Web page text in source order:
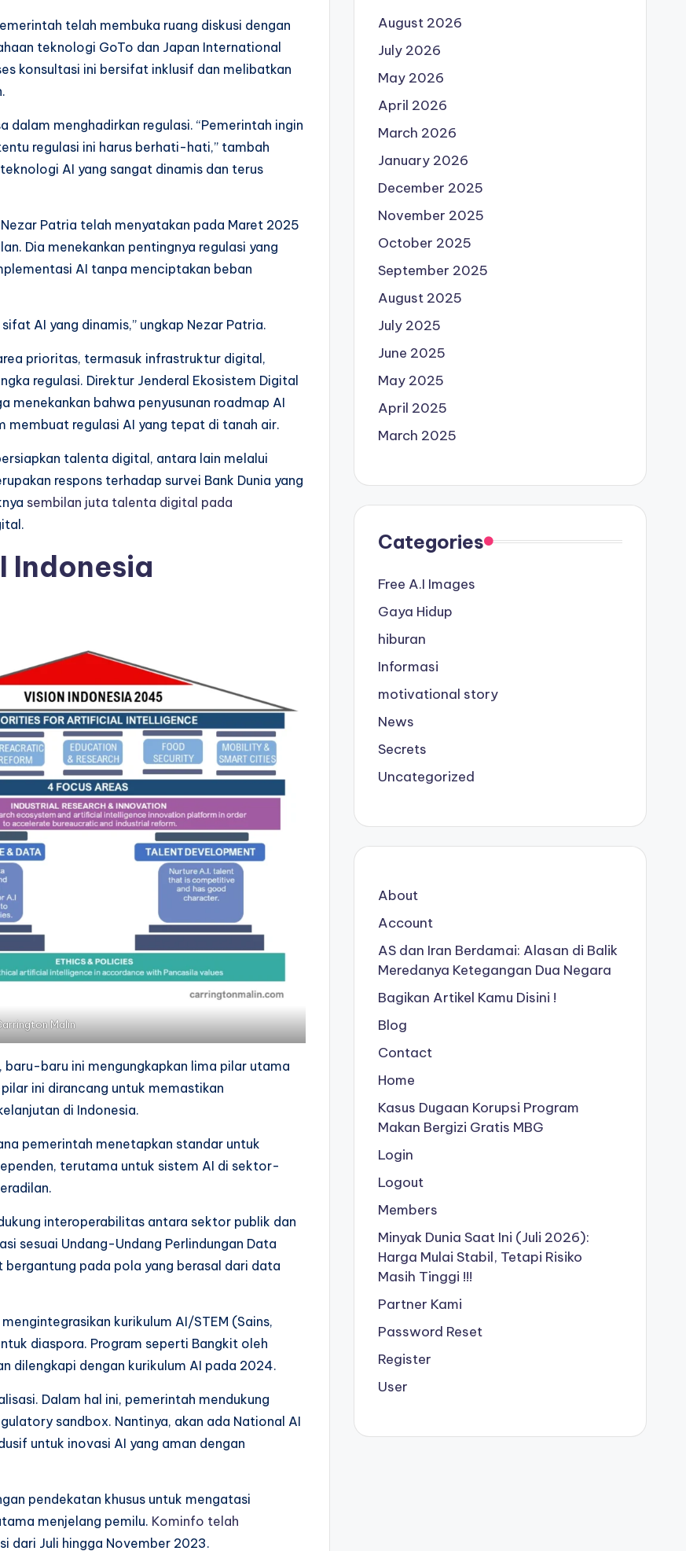
telah membuka ruang diskusi dengan
teknologi GoTo dan Japan International
konsultasi ini bersifat inklusif dan melibatkan
menghadirkan regulasi. “Pemerintah ingin
regulasi ini harus berhati-hati,” tambah
AI yang sangat dinamis dan terus
Patria telah menyatakan pada Maret 2025
Dia menekankan pentingnya regulasi yang
AI tanpa menciptakan beban
AI yang dinamis,” ungkap Nezar Patria.
prioritas, termasuk infrastruktur digital,
regulasi. Direktur Jenderal Ekosistem Digital
menekankan bahwa penyusunan roadmap AI
membuat regulasi AI yang tepat di tanah air.
talenta digital, antara lain melalui
respons terhadap survei Bank Dunia yang
sembilan juta talenta digital pada
Indonesia
Malin
baru ini mengungkapkan lima pilar utama
ini dirancang untuk memastikan
di Indonesia.
pemerintah menetapkan standar untuk
terutama untuk sistem AI di sektor-
interoperabilitas antara sektor publik dan
sesuai Undang-Undang Perlindungan Data
pada pola yang berasal dari data
kurikulum AI/STEM (Sains,
diaspora. Program seperti Bangkit oleh
dilengkapi dengan kurikulum AI pada 2024.
Dalam hal ini, pemerintah mendukung
sandbox. Nantinya, akan ada National AI
untuk inovasi AI yang aman dengan
pendekatan khusus untuk mengatasi
menjelang pemilu. Kominfo telah
dari Juli hingga November 2023.
August 2026
July 2026
May 2026
April 2026
March 2026
January 2026
December 2025
November 2025
October 2025
September 2025
August 2025
July 2025
June 2025
May 2025
April 2025
March 2025
Categories
Free A.I Images
Gaya Hidup
hiburan
Informasi
motivational story
News
Secrets
Uncategorized
About
Account
AS dan Iran Berdamai: Alasan di Balik
Meredanya Ketegangan Dua Negara
Bagikan Artikel Kamu Disini !
Blog
Contact
Home
Kasus Dugaan Korupsi Program
Makan Bergizi Gratis MBG
Login
Logout
Members
Minyak Dunia Saat Ini (Juli 2026):
Harga Mulai Stabil, Tetapi Risiko
Masih Tinggi !!!
Partner Kami
Password Reset
Register
User